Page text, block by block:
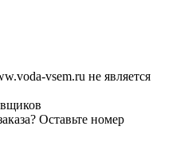
vsem.ru не является
Оставьте номер